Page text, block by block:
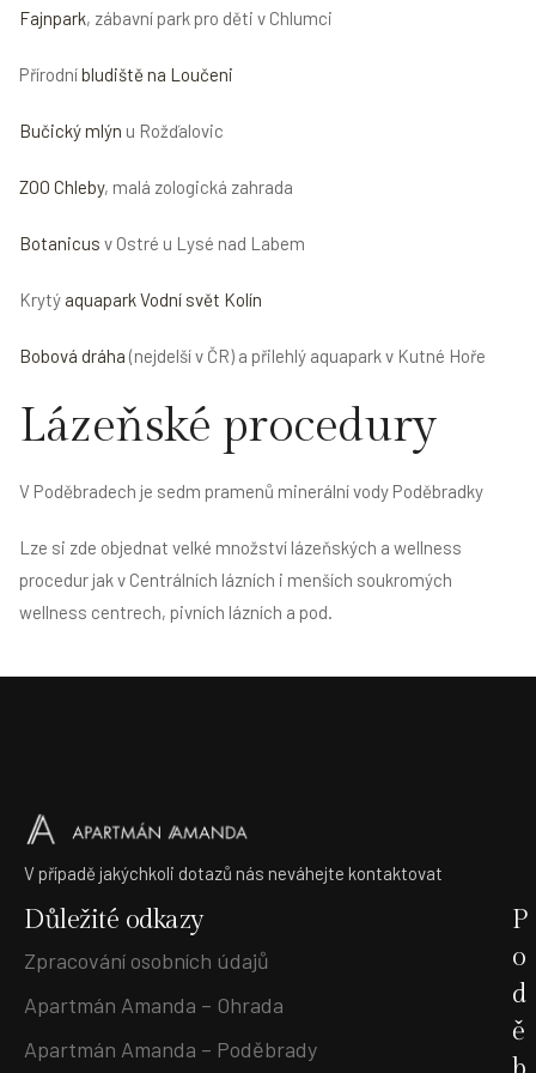
Fajnpark, zábavní park pro děti v Chlumci
Přírodníbludiště na Loučeni
Bučický mlýn u Rožďalovic
ZOO Chleby, malá zologická zahrada
Botanicus v Ostré u Lysé nad Labem
Krytý aquapark Vodní svět Kolín
Bobová dráha (nejdelší v ČR) a přilehlý aquapark v Kutné Hoře
Lázeňské procedury
V Poděbradech je sedm pramenů minerální vody Poděbradky
Lze si zde objednat velké množství lázeňských a wellness
procedur jak v Centrálních lázních i menších soukromých
wellness centrech, pivních lázních a pod.
V případě jakýchkoli dotazů nás neváhejte kontaktovat
Důležité odkazy
Zpracování osobních údajů
Apartmán Amanda – Ohrada
Apartmán Amanda – Poděbrady
P
o
d
ě